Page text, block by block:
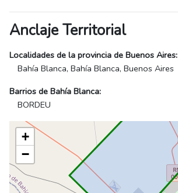
Anclaje Territorial
Localidades de la provincia de Buenos Aires:
Bahía Blanca, Bahía Blanca, Buenos Aires
Barrios de Bahía Blanca:
BORDEU
+
−